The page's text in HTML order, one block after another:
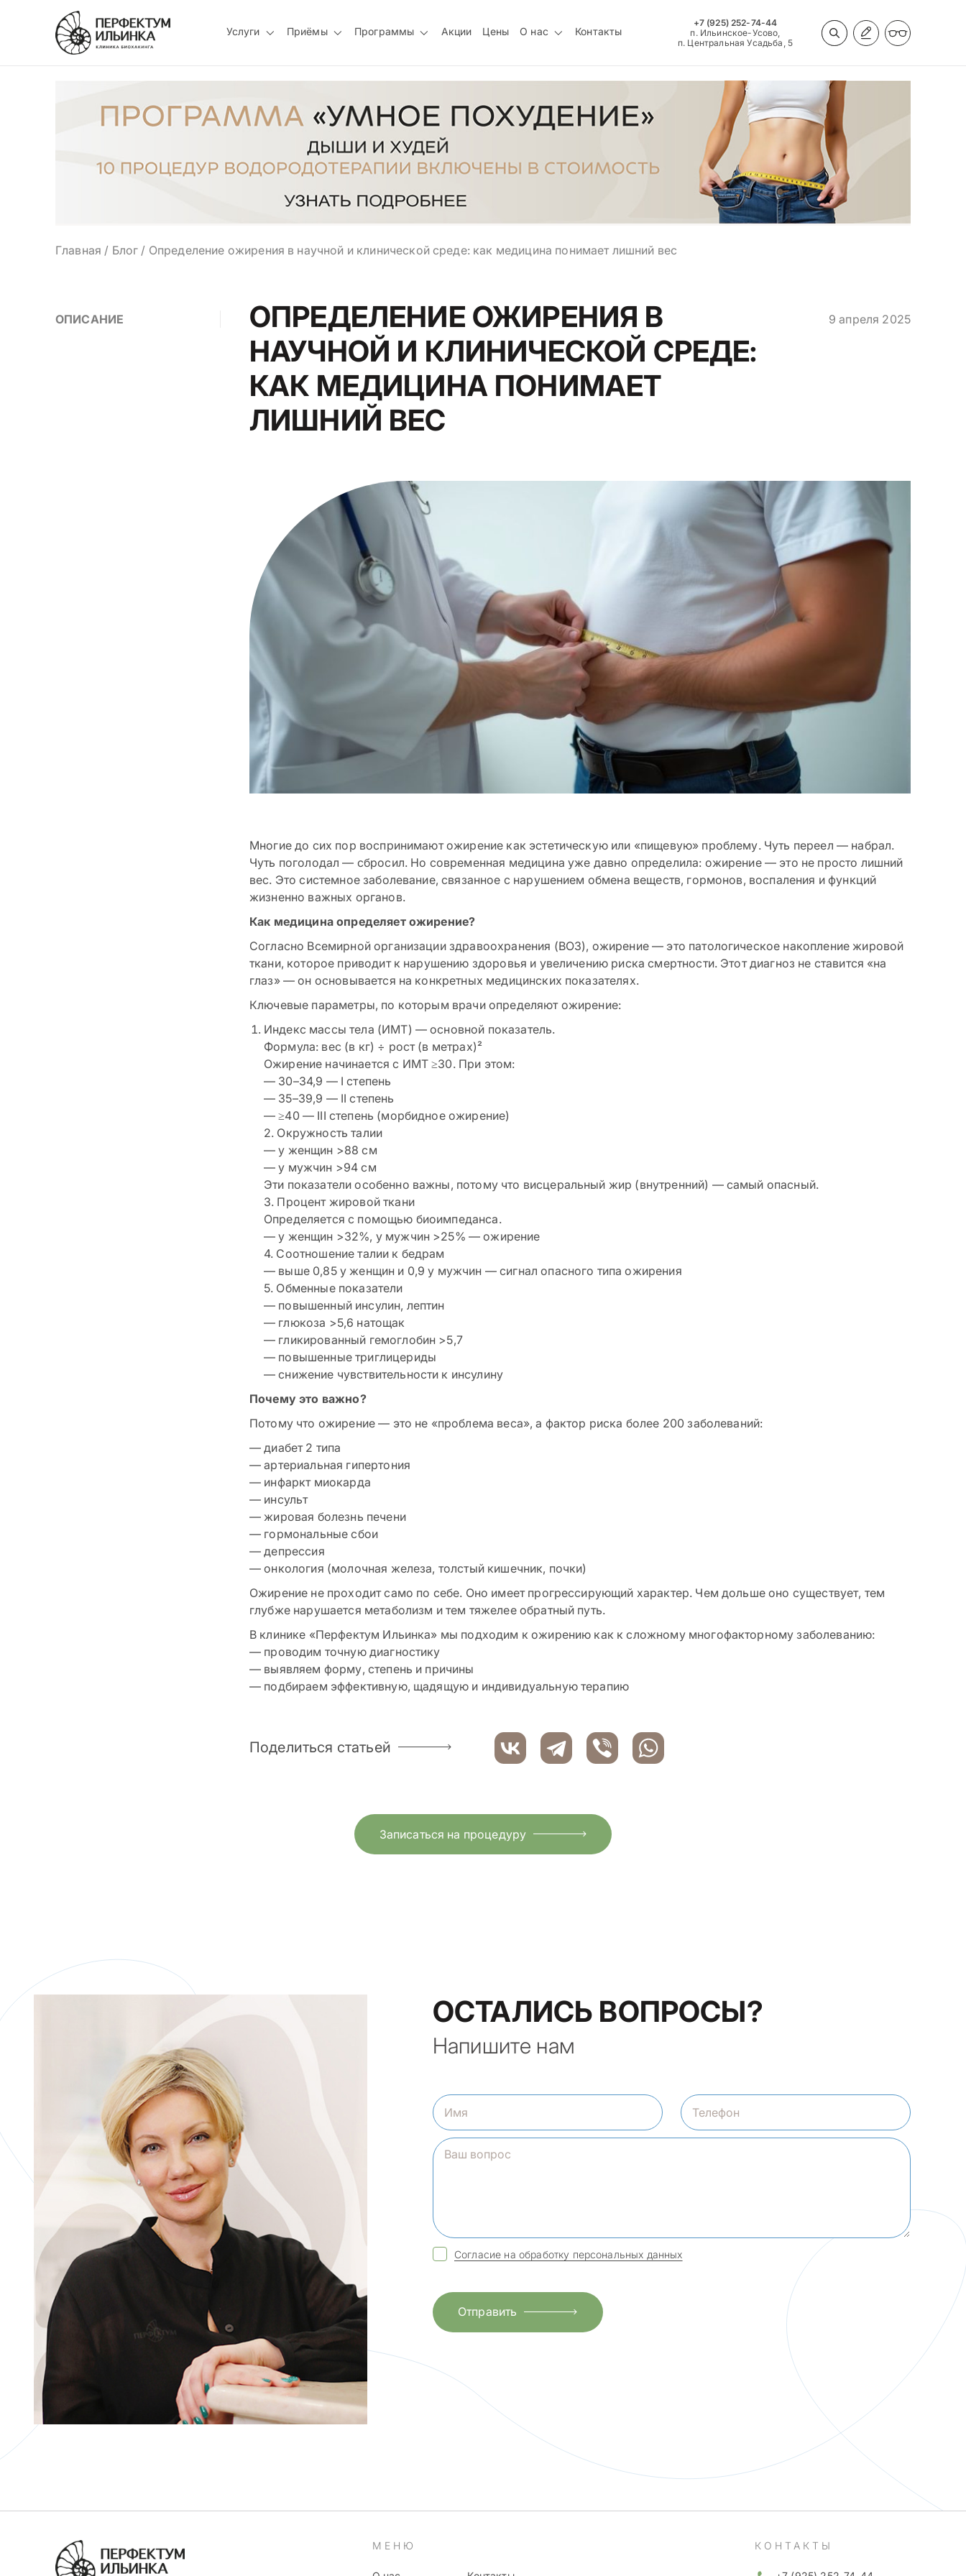
Услуги Приёмы Программы Акции Цены О нас Контакты
+7 (925) 252-74-44
п. Ильинское-Усово,
п. Центральная Усадьба, 5
Главная / Блог / Определение ожирения в научной и клинической среде: как медицина понимает лишний вес
ОПИСАНИЕ
ОПРЕДЕЛЕНИЕ ОЖИРЕНИЯ В
НАУЧНОЙ И КЛИНИЧЕСКОЙ СРЕДЕ:
КАК МЕДИЦИНА ПОНИМАЕТ
ЛИШНИЙ ВЕС
9 апреля 2025
Многие до сих пор воспринимают ожирение как эстетическую или «пищевую» проблему. Чуть переел — набрал.
Чуть поголодал — сбросил. Но современная медицина уже давно определила: ожирение — это не просто лишний
вес. Это системное заболевание, связанное с нарушением обмена веществ, гормонов, воспаления и функций
жизненно важных органов.
Как медицина определяет ожирение?
Согласно Всемирной организации здравоохранения (ВОЗ), ожирение — это патологическое накопление жировой
ткани, которое приводит к нарушению здоровья и увеличению риска смертности. Этот диагноз не ставится «на
глаз» — он основывается на конкретных медицинских показателях.
Ключевые параметры, по которым врачи определяют ожирение:
Индекс массы тела (ИМТ) — основной показатель.
Формула: вес (в кг) ÷ рост (в метрах)²
Ожирение начинается с ИМТ ≥30. При этом:
— 30–34,9 — I степень
— 35–39,9 — II степень
— ≥40 — III степень (морбидное ожирение)
2. Окружность талии
— у женщин >88 см
— у мужчин >94 см
Эти показатели особенно важны, потому что висцеральный жир (внутренний) — самый опасный.
3. Процент жировой ткани
Определяется с помощью биоимпеданса.
— у женщин >32%, у мужчин >25% — ожирение
4. Соотношение талии к бедрам
— выше 0,85 у женщин и 0,9 у мужчин — сигнал опасного типа ожирения
5. Обменные показатели
— повышенный инсулин, лептин
— глюкоза >5,6 натощак
— гликированный гемоглобин >5,7
— повышенные триглицериды
— снижение чувствительности к инсулину
Почему это важно?
Потому что ожирение — это не «проблема веса», а фактор риска более 200 заболеваний:
— диабет 2 типа
— артериальная гипертония
— инфаркт миокарда
— инсульт
— жировая болезнь печени
— гормональные сбои
— депрессия
— онкология (молочная железа, толстый кишечник, почки)
Ожирение не проходит само по себе. Оно имеет прогрессирующий характер. Чем дольше оно существует, тем
глубже нарушается метаболизм и тем тяжелее обратный путь.
В клинике «Перфектум Ильинка» мы подходим к ожирению как к сложному многофакторному заболеванию:
— проводим точную диагностику
— выявляем форму, степень и причины
— подбираем эффективную, щадящую и индивидуальную терапию
Поделиться статьей
Записаться на процедуру
ОСТАЛИСЬ ВОПРОСЫ?
Напишите нам
Согласие на обработку персональных данных
Отправить
МЕНЮ КОНТАКТЫ